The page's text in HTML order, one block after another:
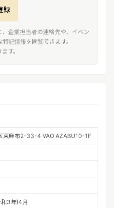
録
、企業担当者の連絡先や、イベン
記情報を閲覧できます。
す。
東麻布2-33-4 VAO AZABU10-1F
3年)4月